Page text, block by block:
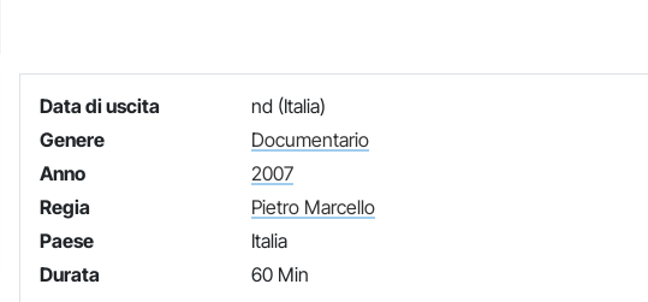
Data di uscita
nd (Italia)
Genere
Documentario
Anno
2007
Regia
Pietro Marcello
Paese
Italia
Durata
60 Min